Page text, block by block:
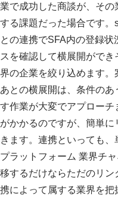
業で成功した商談が、その
する課題だった場合です。
との連携でSFA内の登録状
スを確認して横展開ができ
界の企業を絞り込めます。
あとの横展開は、条件のあ
す作業が大変でアプローチ
がかかるのですが、簡単に
きます。連携といっても、
プラットフォーム 業界チ
移するだけならただのリン
携によって属する業界を把